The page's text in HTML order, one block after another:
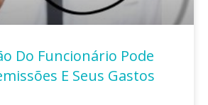
Do Funcionário Pode
E Seus Gastos